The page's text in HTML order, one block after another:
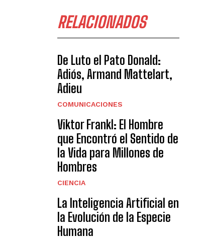
RELACIONADOS
De Luto el Pato Donald:
Adiós, Armand Mattelart,
Adieu
COMUNICACIONES
Viktor Frankl: El Hombre
que Encontró el Sentido de
la Vida para Millones de
Hombres
CIENCIA
La Inteligencia Artificial en
la Evolución de la Especie
Humana